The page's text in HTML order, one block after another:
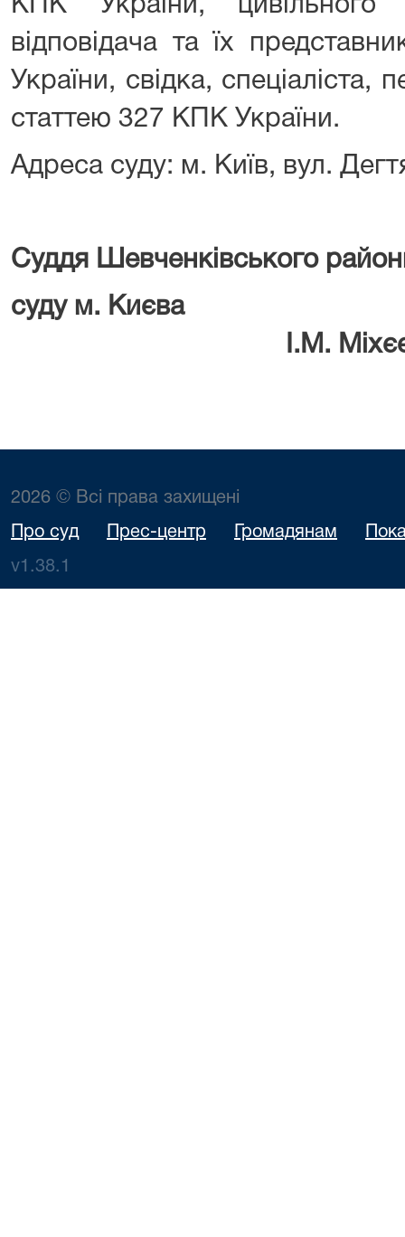
КПК України, цивільного
відповідача та їх
України, свідка, спеціаліста,
статтею 327 КПК України.
Адреса суду: м. Київ, вул.
Суддя Шевченківського
суду м.
І.М.
2026 © Всі права захищені
Про суд Прес-центр Громадянам
v1.38.1